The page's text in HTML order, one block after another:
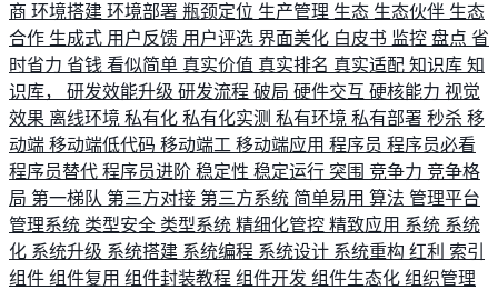
商 环境搭建 环境部署 瓶颈定位 生产管理 生态 生态伙伴 生态
合作 生成式 用户反馈 用户评选 界面美化 白皮书 监控 盘点 省
时省力 省钱 看似简单 真实价值 真实排名 真实适配 知识库 知
识库， 研发效能升级 研发流程 破局 硬件交互 硬核能力 视觉
效果 离线环境 私有化 私有化实测 私有环境 私有部署 秒杀 移
动端 移动端低代码 移动端工 移动端应用 程序员 程序员必看
程序员替代 程序员进阶 稳定性 稳定运行 突围 竞争力 竞争格
局 第一梯队 第三方对接 第三方系统 简单易用 算法 管理平台
管理系统 类型安全 类型系统 精细化管控 精致应用 系统 系统
化 系统升级 系统搭建 系统编程 系统设计 系统重构 红利 索引
组件 组件复用 组件封装教程 组件开发 组件生态化 组织管理